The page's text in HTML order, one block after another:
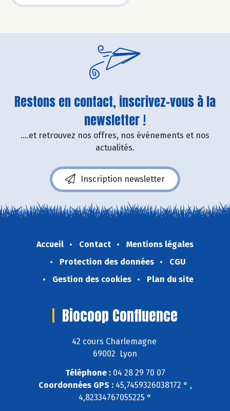
Restons en contact, inscrivez-vous à la
newsletter !
....et retrouvez nos offres, nos événements et nos
actualités.
Inscription newsletter
Accueil Contact
Mentions légales
Protection des données
CGU
Gestion des cookies
Plan du site
Biocoop Confluence
42 cours Charlemagne
69002 Lyon
Téléphone :04 28 29 70 07
Coordonnées GPS :45,7459326038172 ° ,
4,82334767055225 °